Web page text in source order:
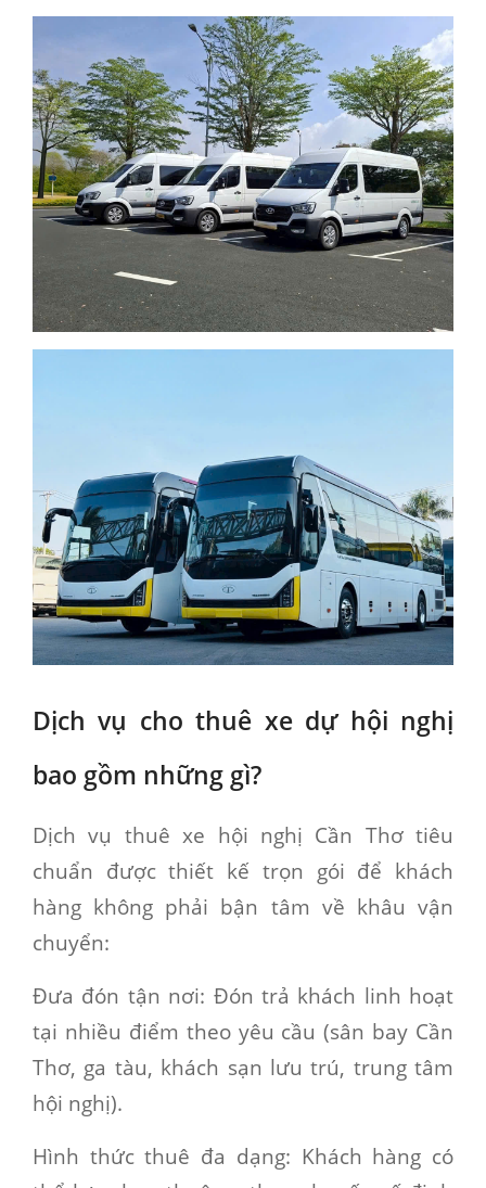
Dịch vụ cho thuê xe dự hội nghị
bao gồm những gì?
Dịch vụ thuê xe hội nghị Cần Thơ tiêu
chuẩn được thiết kế trọn gói để khách
hàng không phải bận tâm về khâu vận
chuyển:
Đưa đón tận nơi: Đón trả khách linh hoạt
tại nhiều điểm theo yêu cầu (sân bay Cần
Thơ, ga tàu, khách sạn lưu trú, trung tâm
hội nghị).
Hình thức thuê đa dạng: Khách hàng có